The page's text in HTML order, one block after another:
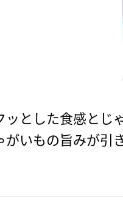
ッとした食感とじ
がいもの旨みが引